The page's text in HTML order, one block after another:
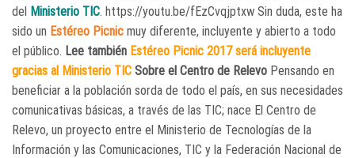
del Ministerio TIC. https://youtu.be/fEzCvqjptxw Sin duda, este ha
sido un Estéreo Picnic muy diferente, incluyente y abierto a todo
el público. Lee también Estéreo Picnic 2017 será incluyente
gracias al Ministerio TIC Sobre el Centro de Relevo Pensando en
beneficiar a la población sorda de todo el país, en sus necesidades
comunicativas básicas, a través de las TIC; nace El Centro de
Relevo, un proyecto entre el Ministerio de Tecnologías de la
Información y las Comunicaciones, TIC y la Federación Nacional de